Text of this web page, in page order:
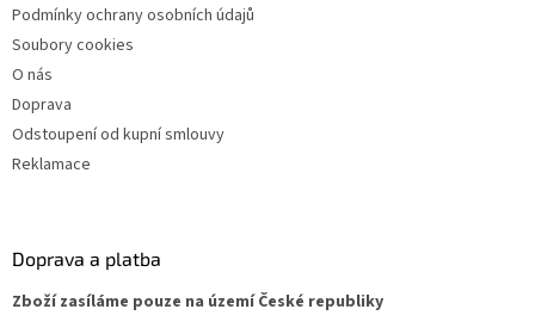
Podmínky ochrany osobních údajů
Soubory cookies
O nás
Doprava
Odstoupení od kupní smlouvy
Reklamace
Doprava a platba
Zboží zasíláme pouze na území České republiky